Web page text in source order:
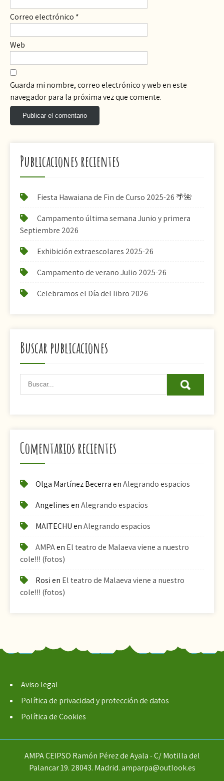
Correo electrónico *
Web
Guarda mi nombre, correo electrónico y web en este
navegador para la próxima vez que comente.
Publicaciones recientes
Fiesta Hawaiana de Fin de Curso 2025-26 🌴🌺
Campamento última semana Junio y primera
Septiembre 2026
Exhibición extraescolares 2025-26
Campamento de verano Julio 2025-26
Celebramos el Día del libro 2026
Buscar publicaciones
Comentarios recientes
Olga Martínez BecerraenAlegrando espacios
AngelinesenAlegrando espacios
MAITECHUenAlegrando espacios
AMPAen El teatro de Malaeva viene a nuestro
cole!!! (fotos)
Rosien El teatro de Malaeva viene a nuestro
cole!!! (fotos)
Aviso legal
Política de privacidad y protección de datos
Política de Cookies
AMPA CEIPSO Ramón Pérez de Ayala - C/ Motilla del
Palancar 19. 28043. Madrid. amparpa@outlook.es